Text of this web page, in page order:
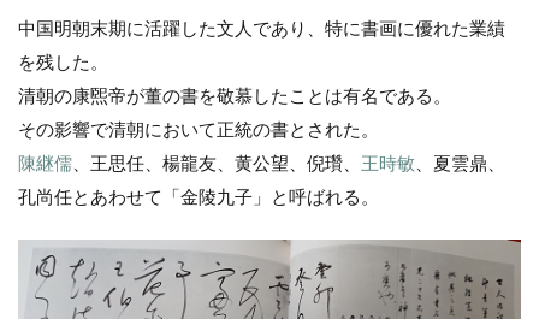
中国明朝末期に活躍した文人であり、特に書画に優れた業績
を残した。
清朝の康煕帝が董の書を敬慕したことは有名である。
その影響で清朝において正統の書とされた。
陳継儒 、王思任、楊龍友、黄公望、倪瓚、 王時敏 、夏雲鼎、
孔尚任とあわせて「金陵九子」と呼ばれる。